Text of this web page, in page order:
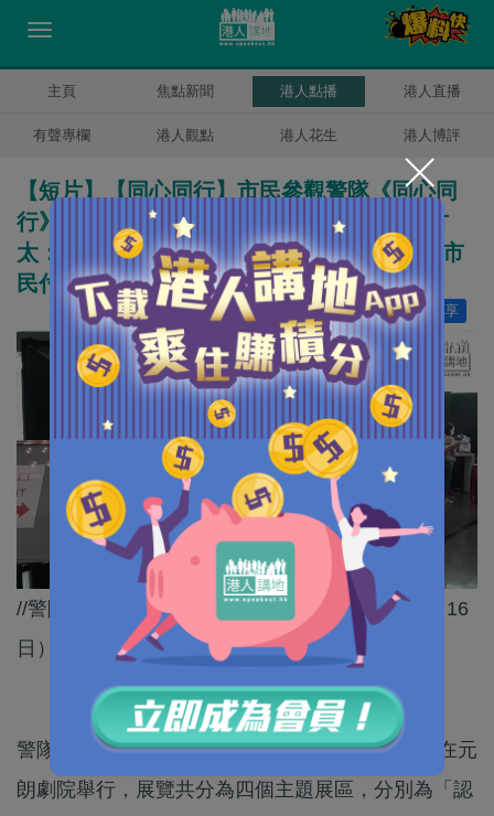
主頁 焦點新聞 港人點播 港人直播
有聲專欄 港人觀點 港人花生 港人博評
【短片】【同心同行】市民參觀警隊《同心同
行》展覽為警察加油 曾太：教育要做好些 方
太：兒子知道警察是保護我們 葉太：警察為市
民付出很多
分享
讚好 79
//警隊專題展覽《同心同行》由12日起至本周二（16
日），未睇要快啲去喇。//
警隊專題展覽《同心同行》​由本月12日起至16日在元
朗劇院舉行，展覽共分為四個主題展區，分別為「認